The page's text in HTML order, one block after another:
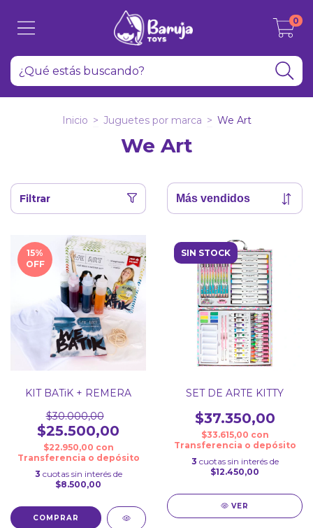
0
Inicio > Juguetes por marca > We Art
We Art
Filtrar
15%
OFF
KIT BATiK + REMERA
$30.000,00
$25.500,00
$22.950,00 con
Transferencia o depósito
3 cuotas sin interés de
$8.500,00
COMPRAR
SIN STOCK
SET DE ARTE KITTY
$37.350,00
$33.615,00 con
Transferencia o depósito
3 cuotas sin interés de
$12.450,00
VER